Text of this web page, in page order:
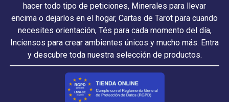
hacer todo tipo de peticiones, Minerales para llevar
encima o dejarlos en el hogar, Cartas de Tarot para cuando
necesites orientación, Tés para cada momento del día,
Inciensos para crear ambientes únicos y mucho más. Entra
y descubre toda nuestra selección de productos.